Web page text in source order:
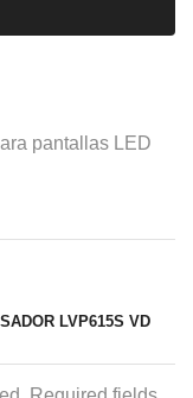
pantallas LED
LVP615S VD